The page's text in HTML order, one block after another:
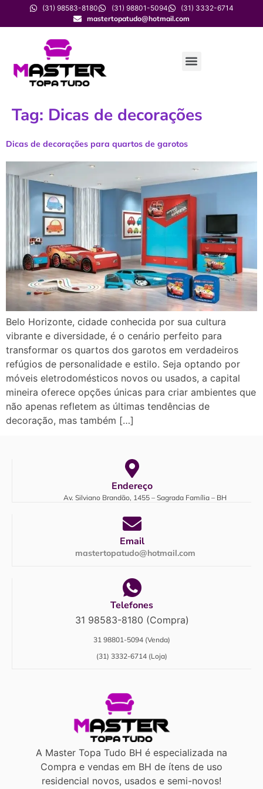
(31) 98583-8180 (31) 98801-5094
(31) 3332-6714
mastertopatudo@hotmail.com
Tag: Dicas de decorações
Dicas de decorações para quartos de garotos
Belo Horizonte, cidade conhecida por sua cultura
vibrante e diversidade, é o cenário perfeito para
transformar os quartos dos garotos em verdadeiros
refúgios de personalidade e estilo. Seja optando por
móveis eletrodomésticos novos ou usados, a capital
mineira oferece opções únicas para criar ambientes que
não apenas refletem as últimas tendências de
decoração, mas também […]
Endereço
Av. Silviano Brandão, 1455 – Sagrada Família – BH
Email
mastertopatudo@hotmail.com
Telefones
31 98583-8180 (Compra)
31 98801-5094 (Venda)
(31) 3332-6714 (Loja)
A Master Topa Tudo BH é especializada na
Compra e vendas em BH de ítens de uso
residencial novos, usados e semi-novos!